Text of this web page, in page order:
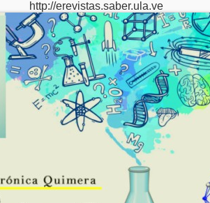
http://erevistas.saber.ula.ve